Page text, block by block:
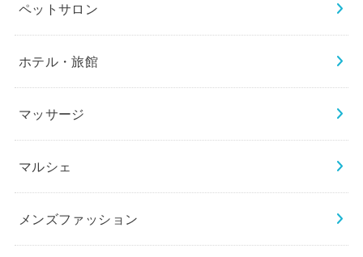
ペットサロン
ホテル・旅館
マッサージ
マルシェ
メンズファッション